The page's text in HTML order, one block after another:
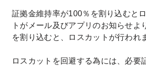
証拠金維持率が100％を割り込むと
トがメール及びアプリのお知らせよ
を割り込むと、ロスカットが行われ
ロスカットを回避する為には、必要